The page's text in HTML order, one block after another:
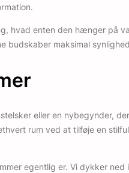
hvad enten den hænger
budskaber maksimal
eller en nybegynder,
rum ved at tilføje en
egentlig er. Vi dykker